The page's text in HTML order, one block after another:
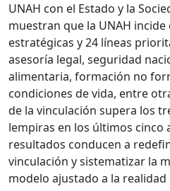
UNAH con el Estado y la
muestran que la UNAH incide
estratégicas y 24 líneas
asesoría legal, seguridad
alimentaria, formación no
condiciones de vida, entre
de la vinculación supera los
lempiras en los últimos cinco
resultados conducen a
vinculación y sistematizar la
modelo ajustado a la